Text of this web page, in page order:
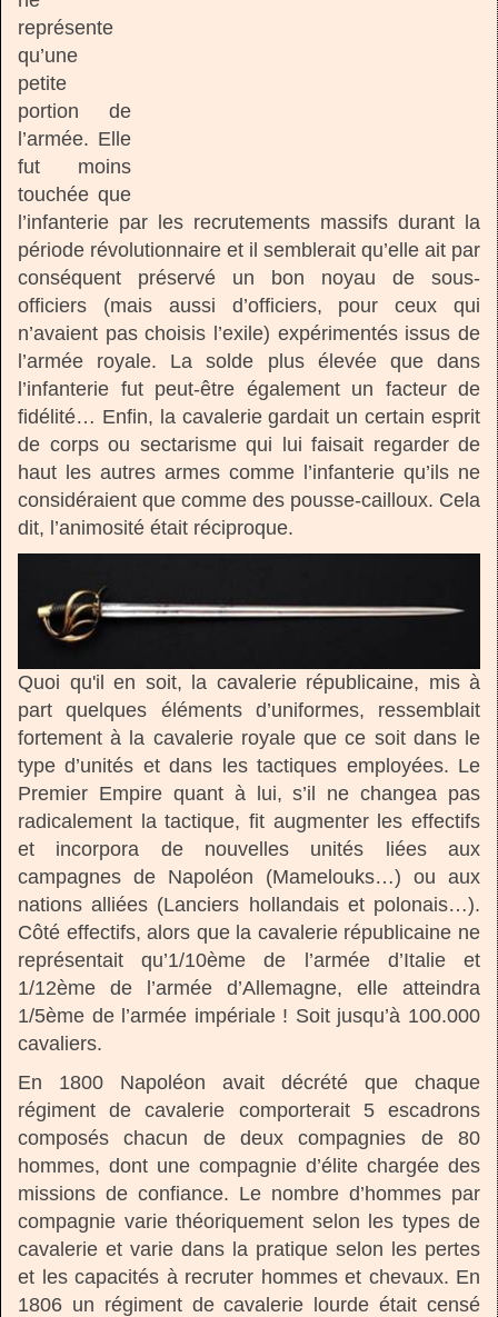
représente
qu’une
petite
portion de
l’armée. Elle
fut moins
touchée que
l’infanterie par les recrutements massifs durant la
période révolutionnaire et il semblerait qu’elle ait par
conséquent préservé un bon noyau de sous-
officiers (mais aussi d’officiers, pour ceux qui
n’avaient pas choisis l’exile) expérimentés issus de
l’armée royale. La solde plus élevée que dans
l’infanterie fut peut-être également un facteur de
fidélité… Enfin, la cavalerie gardait un certain esprit
de corps ou sectarisme qui lui faisait regarder de
haut les autres armes comme l’infanterie qu’ils ne
considéraient que comme des pousse-cailloux. Cela
dit, l’animosité était réciproque.
Quoi qu'il en soit, la cavalerie républicaine, mis à
part quelques éléments d’uniformes, ressemblait
fortement à la cavalerie royale que ce soit dans le
type d’unités et dans les tactiques employées. Le
Premier Empire quant à lui, s’il ne changea pas
radicalement la tactique, fit augmenter les effectifs
et incorpora de nouvelles unités liées aux
campagnes de Napoléon (Mamelouks…) ou aux
nations alliées (Lanciers hollandais et polonais…).
Côté effectifs, alors que la cavalerie républicaine ne
représentait qu’1/10ème de l’armée d’Italie et
1/12ème de l’armée d’Allemagne, elle atteindra
1/5ème de l’armée impériale ! Soit jusqu’à 100.000
cavaliers.
En 1800 Napoléon avait décrété que chaque
régiment de cavalerie comporterait 5 escadrons
composés chacun de deux compagnies de 80
hommes, dont une compagnie d’élite chargée des
missions de confiance. Le nombre d’hommes par
compagnie varie théoriquement selon les types de
cavalerie et varie dans la pratique selon les pertes
et les capacités à recruter hommes et chevaux. En
1806 un régiment de cavalerie lourde était censé